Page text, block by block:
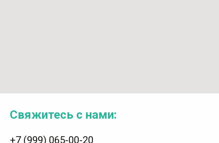
Свяжитесь с нами:
+7 (999) 065-00-20